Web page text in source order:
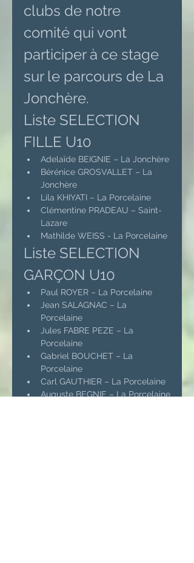
clubs de notre
comité qui vont
participer à ce stage
sur le parcours de La
Jonchère.
Liste SELECTION
FILLE U10
Adelaïde BEIGNIE – La Jonchère
Bérénice GROSVALLET – La
Jonchère
Lila KHIYATI – La Porcelaine
Clémentine PRADEAU – Saint-
Lazare
Mathilde WEISS - La Porcelaine
Liste SELECTION
GARÇON U10
Paul ROYER – La Porcelaine
Jean SALAGNAC – La
Porcelaine
Jules FABRE PEZE – La
Porcelaine
Gabriel BOUCHET – La
Porcelaine
Carl GAUTHIER – La Porcelaine
Auguste BEGNIE – La Porcelaine